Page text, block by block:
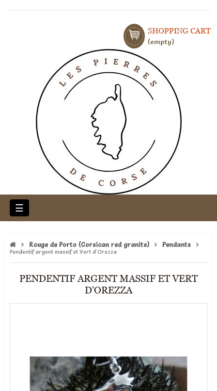
SHOPPING CART
empty
Toggle
navigation
☰
Rouge de Porto (Corsican red granite) Pendants
Pendentif argent massif et Vert d'Orezza
PENDENTIF ARGENT MASSIF ET VERT
D'OREZZA